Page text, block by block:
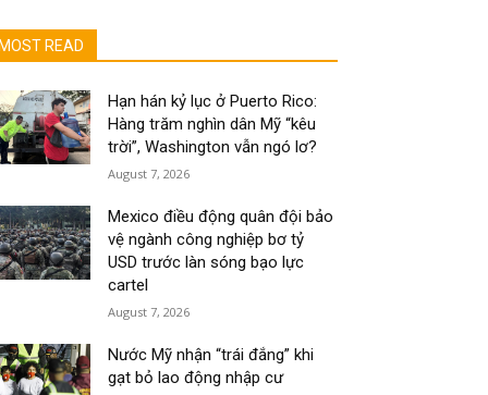
MOST READ
Hạn hán kỷ lục ở Puerto Rico:
Hàng trăm nghìn dân Mỹ “kêu
trời”, Washington vẫn ngó lơ?
August 7, 2026
Mexico điều động quân đội bảo
vệ ngành công nghiệp bơ tỷ
USD trước làn sóng bạo lực
cartel
August 7, 2026
Nước Mỹ nhận “trái đắng” khi
gạt bỏ lao động nhập cư